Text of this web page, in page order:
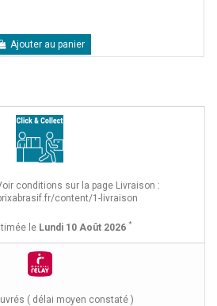
Ajouter au panier
conditions sur la page Livraison :
content/1-livraison
le Lundi 10 Août 2026 *
( délai moyen constaté )